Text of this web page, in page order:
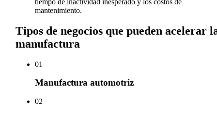
mantenimiento.
Tipos de negocios que pueden acelerar
manufactura
01
Manufactura automotriz
02